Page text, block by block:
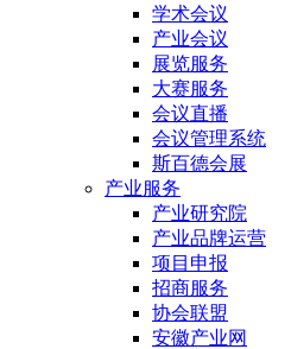
学术会议
产业会议
展览服务
大赛服务
会议直播
会议管理系统
斯百德会展
产业服务
产业研究院
产业品牌运营
项目申报
招商服务
协会联盟
安徽产业网